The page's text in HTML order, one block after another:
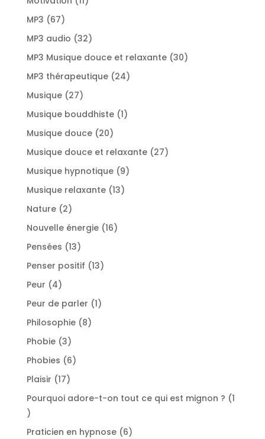
MP3 6767
produits
MP3 audio 3232
produits
MP3 Musique douce et relaxante 3030
MP3 thérapeutique 2424
Musique 2727
produits
Musique bouddhiste 11
Musique douce 2020
produits
Musique douce et relaxante 2727
Musique hypnotique 99
Musique relaxante 1313
Nature 22
produits
Nouvelle énergie 1616
Pensées 1313
produits
Penser positif 1313
Peur 44
produits
Peur de parler 11
Philosophie 88
Phobie 33
produits
Phobies 66
Plaisir 1717
produits
Pourquoi adore-t-on tout ce qui est mignon ? 1
1
produit
Praticien en hypnose 66